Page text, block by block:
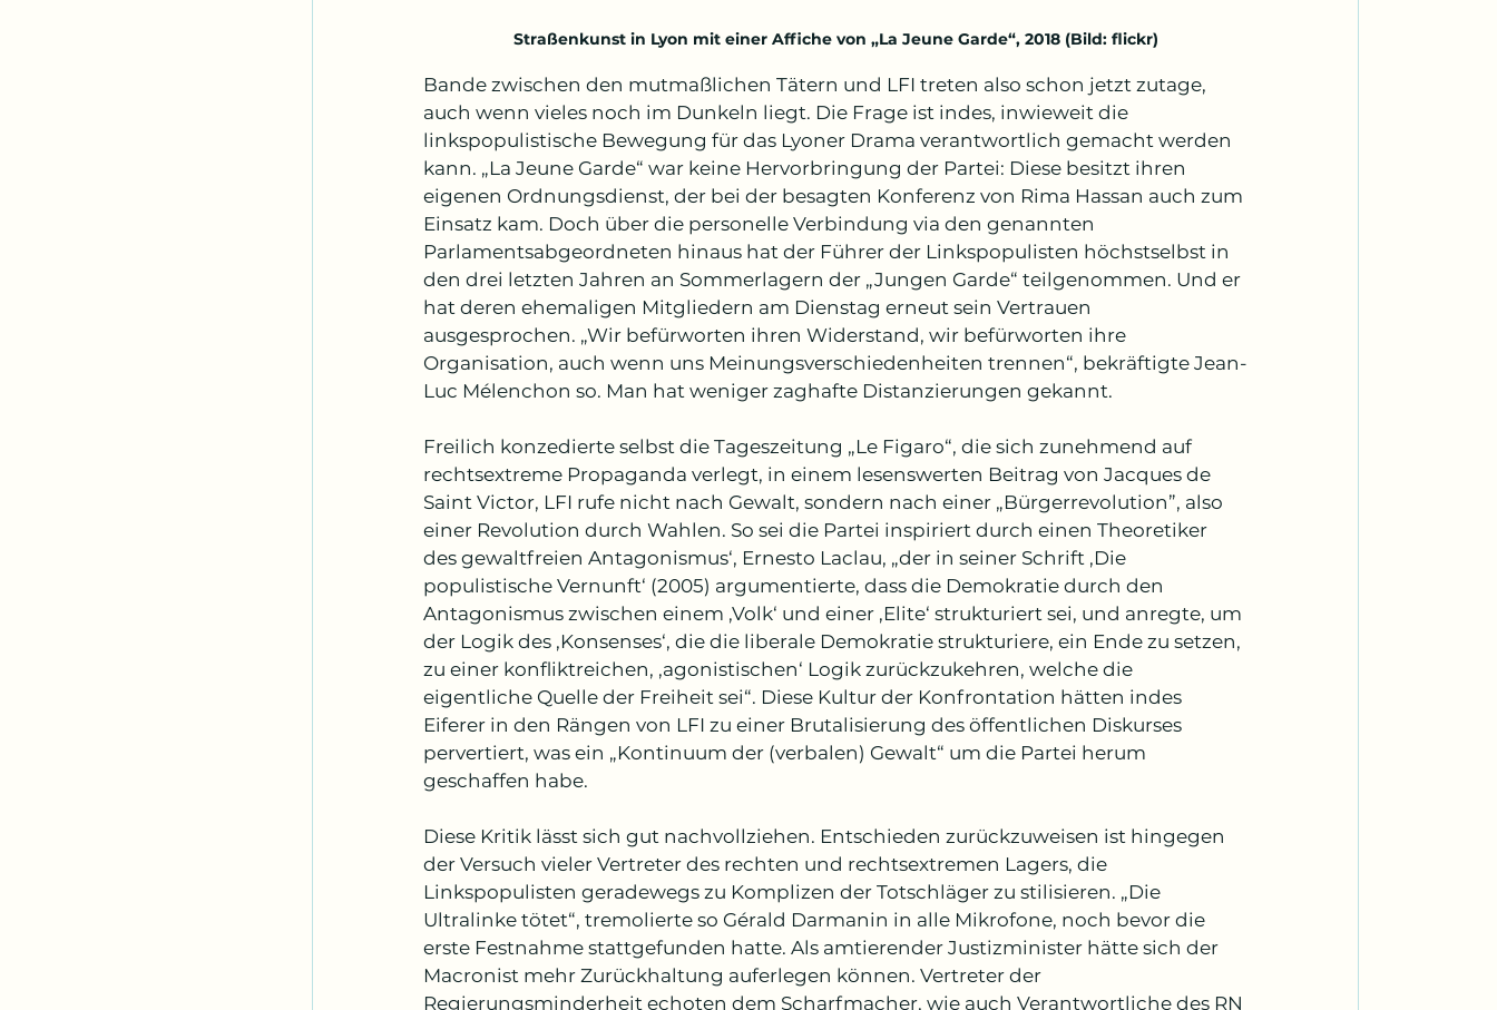
Straßenkunst in Lyon mit einer Affiche von „La Jeune Garde“, 2018 (Bild: flickr)
Bande zwischen den mutmaßlichen Tätern und LFI treten also schon jetzt zutage,
auch wenn vieles noch im Dunkeln liegt. Die Frage ist indes, inwieweit die
linkspopulistische Bewegung für das Lyoner Drama verantwortlich gemacht werden
kann. „La Jeune Garde“ war keine Hervorbringung der Partei: Diese besitzt ihren
eigenen Ordnungsdienst, der bei der besagten Konferenz von Rima Hassan auch zum
Einsatz kam. Doch über die personelle Verbindung via den genannten
Parlamentsabgeordneten hinaus hat der Führer der Linkspopulisten höchstselbst in
den drei letzten Jahren an Sommerlagern der „Jungen Garde“ teilgenommen. Und er
hat deren ehemaligen Mitgliedern am Dienstag erneut sein Vertrauen
ausgesprochen. „Wir befürworten ihren Widerstand, wir befürworten ihre
Organisation, auch wenn uns Meinungsverschiedenheiten trennen“, bekräftigte Jean-
Luc Mélenchon so. Man hat weniger zaghafte Distanzierungen gekannt.
Freilich konzedierte selbst die Tageszeitung „Le Figaro“, die sich zunehmend auf
rechtsextreme Propaganda verlegt, in einem lesenswerten Beitrag von Jacques de
Saint Victor, LFI rufe nicht nach Gewalt, sondern nach einer „Bürgerrevolution”, also
einer Revolution durch Wahlen. So sei die Partei inspiriert durch einen Theoretiker
des gewaltfreien Antagonismus‘, Ernesto Laclau, „der in seiner Schrift ‚Die
populistische Vernunft‘ (2005) argumentierte, dass die Demokratie durch den
Antagonismus zwischen einem ‚Volk‘ und einer ‚Elite‘ strukturiert sei, und anregte, um
der Logik des ‚Konsenses‘, die die liberale Demokratie strukturiere, ein Ende zu setzen,
zu einer konfliktreichen, ‚agonistischen‘ Logik zurückzukehren, welche die
eigentliche Quelle der Freiheit sei“. Diese Kultur der Konfrontation hätten indes
Eiferer in den Rängen von LFI zu einer Brutalisierung des öffentlichen Diskurses
pervertiert, was ein „Kontinuum der (verbalen) Gewalt“ um die Partei herum
geschaffen habe.
Diese Kritik lässt sich gut nachvollziehen. Entschieden zurückzuweisen ist hingegen
der Versuch vieler Vertreter des rechten und rechtsextremen Lagers, die
Linkspopulisten geradewegs zu Komplizen der Totschläger zu stilisieren. „Die
Ultralinke tötet“, tremolierte so Gérald Darmanin in alle Mikrofone, noch bevor die
erste Festnahme stattgefunden hatte. Als amtierender Justizminister hätte sich der
Macronist mehr Zurückhaltung auferlegen können. Vertreter der
Regierungsminderheit echoten dem Scharfmacher, wie auch Verantwortliche des RN